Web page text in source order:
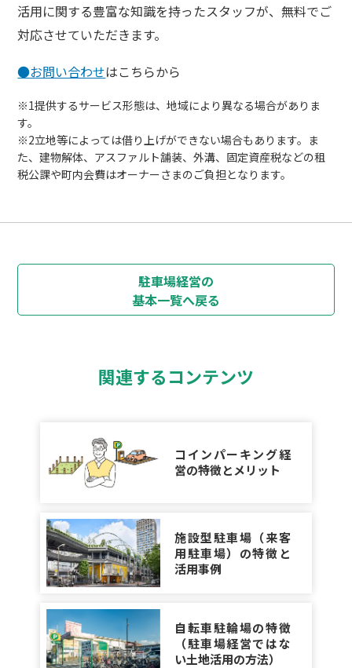
活用に関する豊富な知識を持ったスタッフが、無料でご
対応させていただきます。
●お問い合わせはこちらから
※1提供するサービス形態は、地域により異なる場合がありま
す。
※2立地等によっては借り上げができない場合もあります。ま
た、建物解体、アスファルト舗装、外溝、固定資産税などの租
税公課や町内会費はオーナーさまのご負担となります。
駐車場経営の
基本一覧へ戻る
関連するコンテンツ
コインパーキング経
営の特徴とメリット
施設型駐車場（来客
用駐車場）の特徴と
活用事例
自転車駐輪場の特徴
（駐車場経営ではな
い土地活用の方法）